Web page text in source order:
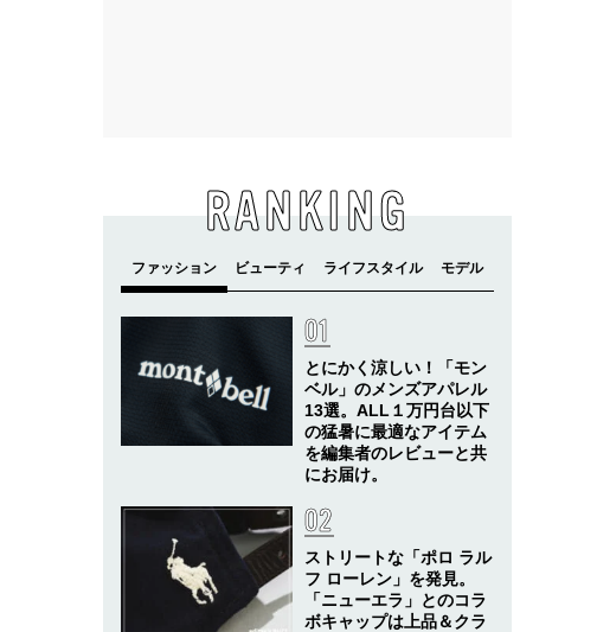
RANKING
とにかく涼しい！「モン
ベル」のメンズアパレル
13選。ALL１万円台以下
の猛暑に最適なアイテム
を編集者のレビューと共
にお届け。
ストリートな「ポロ ラル
フ ローレン」を発見。
「ニューエラ」とのコラ
ボキャップは上品＆クラ